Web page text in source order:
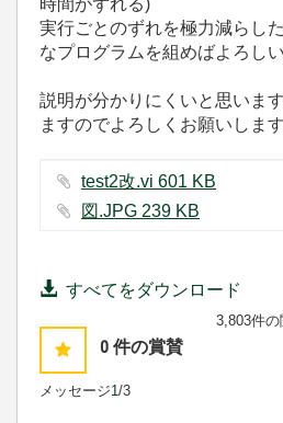
時間がずれる)
実行ごとのずれを極力減らし
なプログラムを組めばよろし
説明が分かりにくいと思いま
ますのでよろしくお願いします
test2改.vi ‏601 KB
図.JPG ‏239 KB
すべてをダウンロード
0 件の賞賛
メッセージ1/3
3,803件